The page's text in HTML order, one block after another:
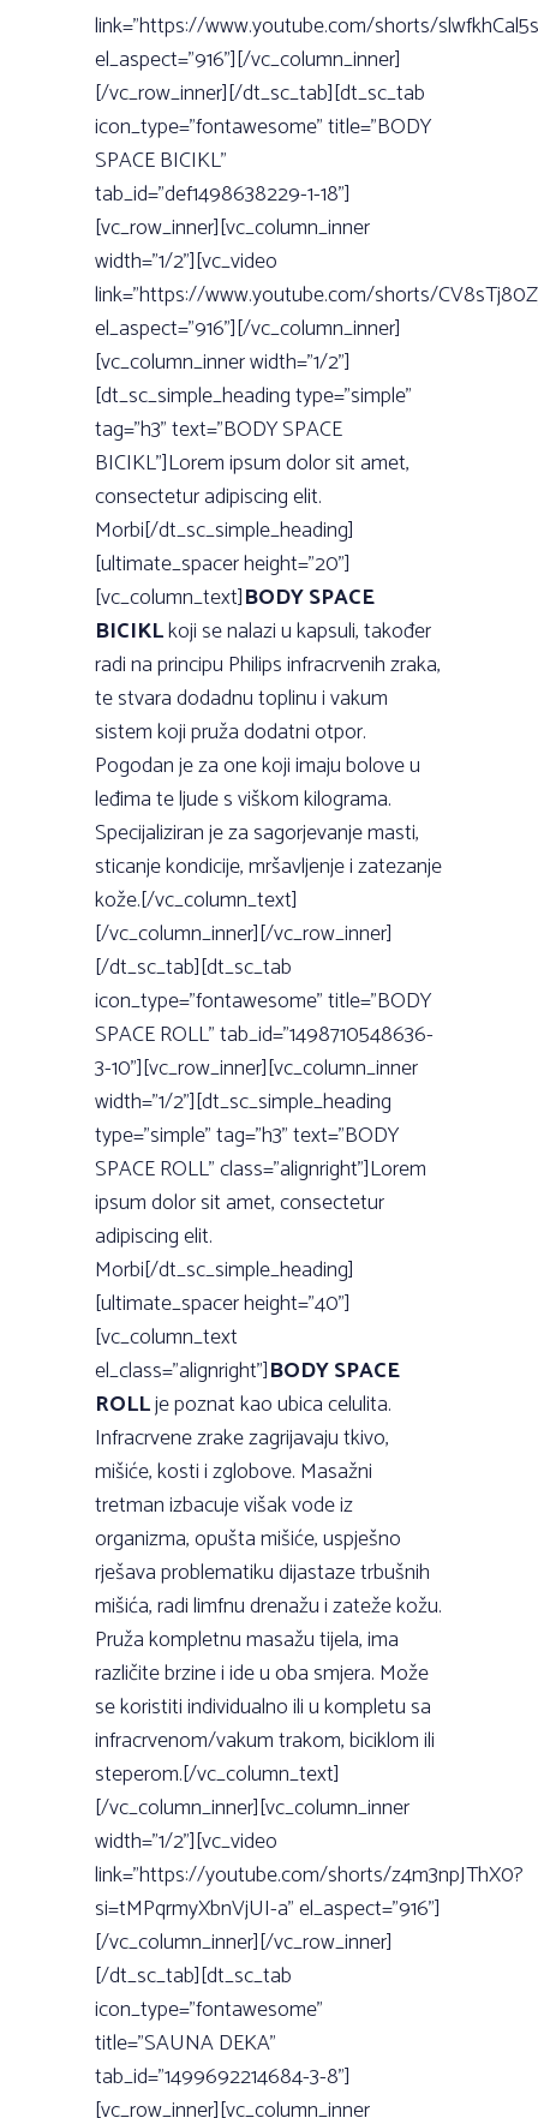
link=”https://www.youtube.com/shorts/
el_aspect=”916”][/vc_column_inner]
[/vc_row_inner][/dt_sc_tab][dt_sc_tab
icon_type=”fontawesome” title=”BODY
SPACE BICIKL”
tab_id=”def1498638229-1-18”]
[vc_row_inner][vc_column_inner
width=”1/2”][vc_video
link=”https://www.youtube.com/shorts/
el_aspect=”916”][/vc_column_inner]
[vc_column_inner width=”1/2”]
[dt_sc_simple_heading type=”simple”
tag=”h3” text=”BODY SPACE
BICIKL”]Lorem ipsum dolor sit amet,
consectetur adipiscing elit.
Morbi[/dt_sc_simple_heading]
[ultimate_spacer height=”20”]
[vc_column_text]BODY SPACE
BICIKLkoji se nalazi u kapsuli, također
radi na principu Philips infracrvenih zraka,
te stvara dodadnu toplinu i vakum
sistem koji pruža dodatni otpor.
Pogodan je za one koji imaju bolove u
leđima te ljude s viškom kilograma.
Specijaliziran je za sagorjevanje masti,
sticanje kondicije, mršavljenje i zatezanje
kože.[/vc_column_text]
[/vc_column_inner][/vc_row_inner]
[/dt_sc_tab][dt_sc_tab
icon_type=”fontawesome” title=”BODY
SPACE ROLL” tab_id=”1498710548636-
3-10”][vc_row_inner][vc_column_inner
width=”1/2”][dt_sc_simple_heading
type=”simple” tag=”h3” text=”BODY
SPACE ROLL” class=”alignright”]Lorem
ipsum dolor sit amet, consectetur
adipiscing elit.
Morbi[/dt_sc_simple_heading]
[ultimate_spacer height=”40”]
[vc_column_text
el_class=”alignright”]BODY SPACE
ROLLje poznat kao ubica celulita.
Infracrvene zrake zagrijavaju tkivo,
mišiće, kosti i zglobove. Masažni
tretman izbacuje višak vode iz
organizma, opušta mišiće, uspješno
rješava problematiku dijastaze trbušnih
mišića, radi limfnu drenažu i zateže kožu.
Pruža kompletnu masažu tijela, ima
različite brzine i ide u oba smjera. Može
se koristiti individualno ili u kompletu sa
infracrvenom/vakum trakom, biciklom ili
steperom.[/vc_column_text]
[/vc_column_inner][vc_column_inner
width=”1/2”][vc_video
link=”https://youtube.com/shorts/z4m3npJThX0?
si=tMPqrmyXbnVjUI-a” el_aspect=”916”]
[/vc_column_inner][/vc_row_inner]
[/dt_sc_tab][dt_sc_tab
icon_type=”fontawesome”
title=”SAUNA DEKA”
tab_id=”1499692214684-3-8”]
[vc_row_inner][vc_column_inner